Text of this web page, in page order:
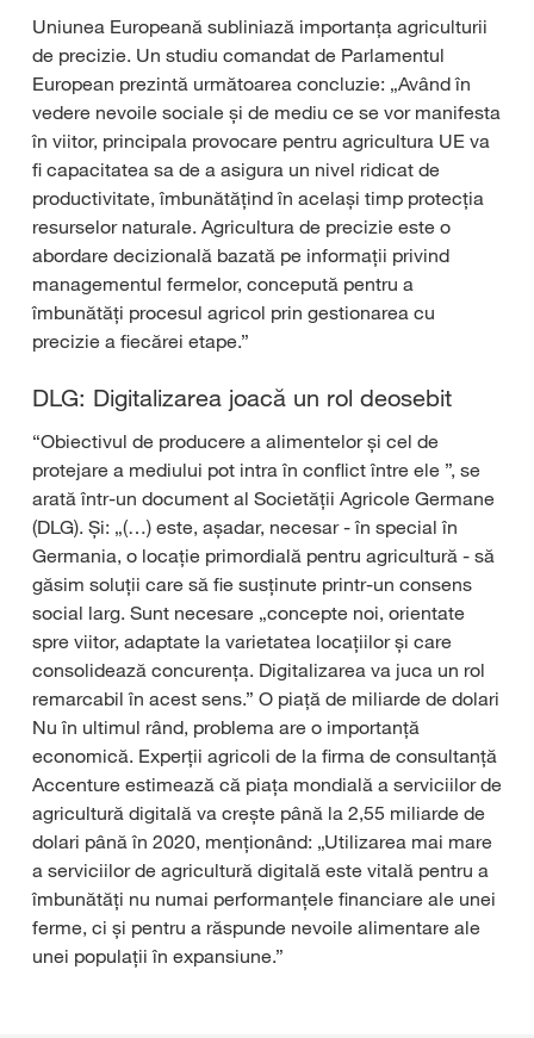
Uniunea Europeană subliniază importanța agriculturii
de precizie. Un studiu comandat de Parlamentul
European prezintă următoarea concluzie: „Având în
vedere nevoile sociale și de mediu ce se vor manifesta
în viitor, principala provocare pentru agricultura UE va
fi capacitatea sa de a asigura un nivel ridicat de
productivitate, îmbunătățind în același timp protecția
resurselor naturale. Agricultura de precizie este o
abordare decizională bazată pe informații privind
managementul fermelor, concepută pentru a
îmbunătăți procesul agricol prin gestionarea cu
precizie a fiecărei etape.”
DLG: Digitalizarea joacă un rol deosebit
“Obiectivul de producere a alimentelor și cel de
protejare a mediului pot intra în conflict între ele ”, se
arată într-un document al Societății Agricole Germane
(DLG). Și: „(…) este, așadar, necesar - în special în
Germania, o locație primordială pentru agricultură - să
găsim soluții care să fie susținute printr-un consens
social larg. Sunt necesare „concepte noi, orientate
spre viitor, adaptate la varietatea locațiilor și care
consolidează concurența. Digitalizarea va juca un rol
remarcabil în acest sens.” O piață de miliarde de dolari
Nu în ultimul rând, problema are o importanță
economică. Experții agricoli de la firma de consultanță
Accenture estimează că piața mondială a serviciilor de
agricultură digitală va crește până la 2,55 miliarde de
dolari până în 2020, menționând: „Utilizarea mai mare
a serviciilor de agricultură digitală este vitală pentru a
îmbunătăți nu numai performanțele financiare ale unei
ferme, ci și pentru a răspunde nevoile alimentare ale
unei populații în expansiune.”